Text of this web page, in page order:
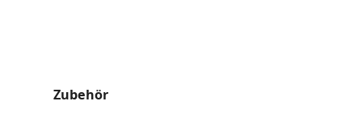
Produktgalerie überspringen
Zubehör